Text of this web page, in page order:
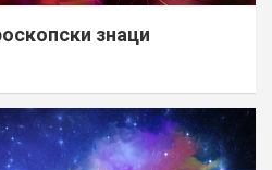
знаци